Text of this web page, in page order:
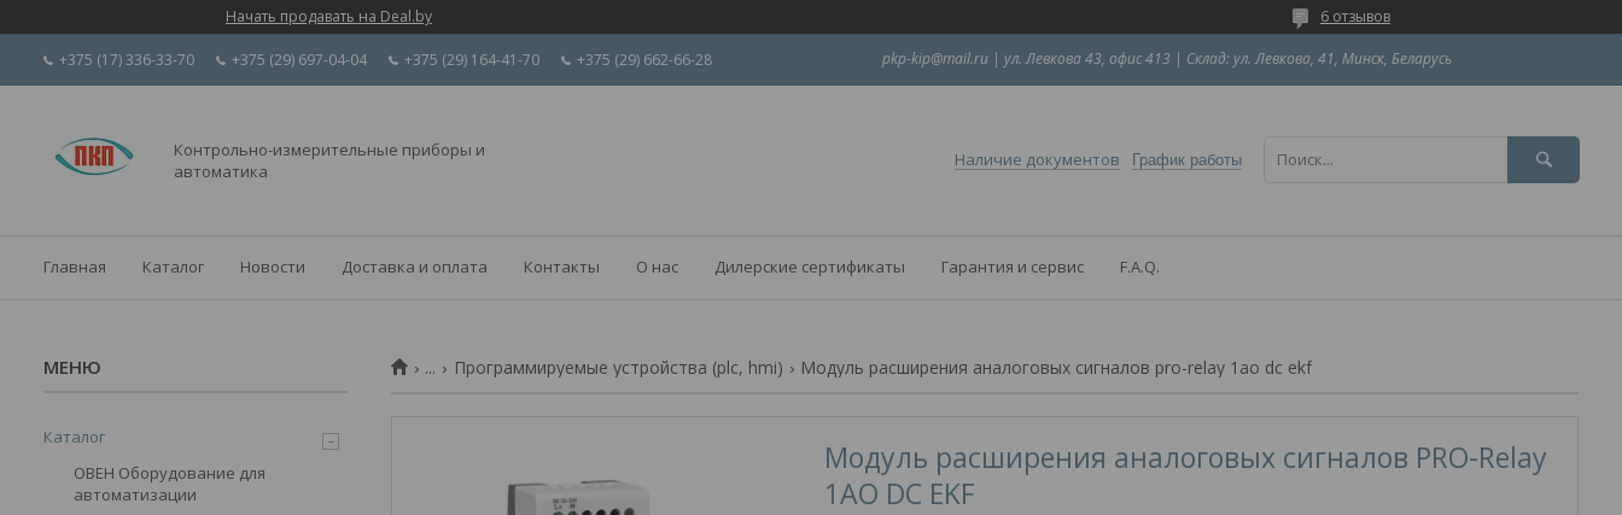
Начать продавать на Deal.by 6 отзывов
+375 (17) 336-33-70 +375 (29) 697-04-04 +375 (29) 164-41-70 +375 (29) 662-66-28 pkp-kip@mail.ru | ул. Левкова 43, офис 413 | Склад: ул. Левкова, 41, Минск, Беларусь
Контрольно-измерительные приборы и
автоматика
Наличие документов График работы
Главная Каталог Новости Доставка и оплата Контакты О нас Дилерские сертификаты Гарантия и сервис F.A.Q.
... Программируемые устройства (plc, hmi) Модуль расширения аналоговых сигналов pro-relay 1ao dc ekf
Модуль расширения аналоговых сигналов PRO-Relay
1AO DC EKF
Каталог
ОВЕН Оборудование для
автоматизации